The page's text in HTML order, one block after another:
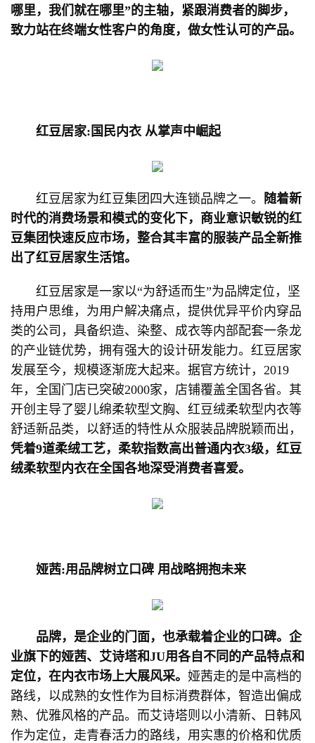
哪里，我们就在哪里”的主轴，紧跟消费者的脚步，
致力站在终端女性客户的角度，做女性认可的产品。
红豆居家:国民内衣 从掌声中崛起
红豆居家为红豆集团四大连锁品牌之一。
随着新
时代的消费场景和模式的变化下，商业意识敏锐的红
豆集团快速反应市场，整合其丰富的服装产品全新推
出了红豆居家生活馆。
红豆居家是一家以“为舒适而生”为品牌定位，坚
持用户思维，为用户解决痛点，提供优异平价内穿品
类的公司，具备织造、染整、成衣等内部配套一条龙
的产业链优势，拥有强大的设计研发能力。红豆居家
发展至今，规模逐渐庞大起来。据官方统计，2019
年，全国门店已突破2000家，店铺覆盖全国各省。其
开创主导了婴儿绵柔软型文胸、红豆绒柔软型内衣等
舒适新品类，以舒适的特性从众服装品牌脱颖而出，
凭着9道柔绒工艺，柔软指数高出普通内衣3级，红豆
绒柔软型内衣在全国各地深受消费者喜爱。
娅茜:用品牌树立口碑 用战略拥抱未来
品牌，是企业的门面，也承载着企业的口碑。企
业旗下的娅茜、艾诗塔和JU用各自不同的产品特点和
定位，在内衣市场上大展风采。 娅茜走的是中高档的
路线，以成熟的女性作为目标消费群体，智造出偏成
熟、优雅风格的产品。而艾诗塔则以小清新、日韩风
作为定位，走青春活力的路线，用实惠的价格和优质